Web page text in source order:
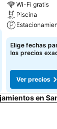
Wi-Fi gratis
Piscina
Elige fechas
los precios
Ver precios
en